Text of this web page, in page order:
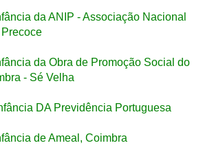
da ANIP - Associação Nacional
da Obra de Promoção Social do
- Sé Velha
DA Previdência Portuguesa
de Ameal, Coimbra